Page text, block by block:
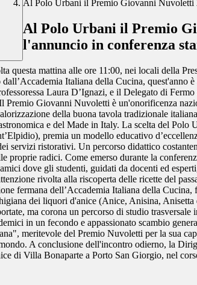
Al Polo Urbani il Premio Giovanni Nuvoletti
Al Polo Urbani il Premio
l'annuncio in conferenza
questa mattina alle ore 11:00, nei locali della
Italiana della Cucina, quest'anno è
Laura D’Ignazi, e il Delegato di
Giovanni Nuvoletti è un'onorificenza
della buona tavola tradizionale
e del Made in Italy. La scelta del
premia un modello educativo
ristorativi. Un percorso didattico
proprie radici. Come emerso durante la
dove gli studenti, guidati da docenti ed
rivolta alla riscoperta delle ricette del
fermana dell’Accademia Italiana della
dei liquori d'anice (Anice, Anisina,
ma corona un percorso di studio
in un fecondo e appassionato scambio
meritevole del Premio Nuvoletti per la sua
A conclusione dell'incontro odierno, la
di Villa Bonaparte a Porto San Giorgio, nel